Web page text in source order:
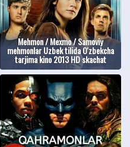
Mehmon / Mexmo / Samoviy
mehmonlar Uzbek tilida O'zbekcha
tarjima kino 2013 HD skachat